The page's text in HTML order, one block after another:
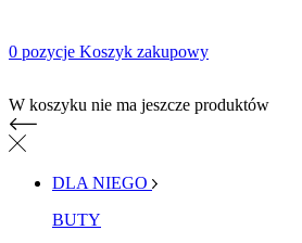
0 pozycje Koszyk zakupowy
W koszyku nie ma jeszcze produktów
DLA NIEGO
BUTY